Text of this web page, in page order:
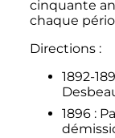
cinquante
chaque
Directions :
1892-
1896 :